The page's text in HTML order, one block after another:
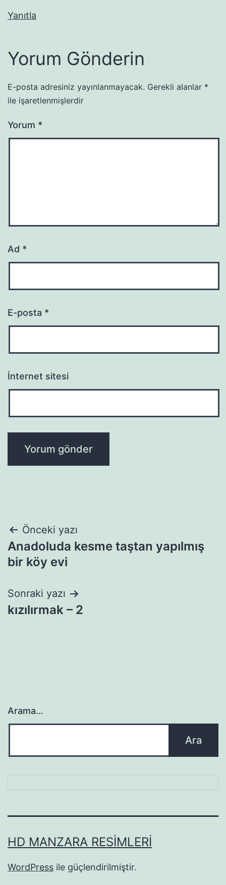
Yanıtla
Yorum Gönderin
E-posta adresiniz yayınlanmayacak. Gerekli alanlar *
ile işaretlenmişlerdir
Yorum *
Ad *
E-posta *
İnternet sitesi
Yazı
gezinmesi
Önceki yazı
Anadoluda kesme taştan yapılmış
bir köy evi
Sonraki yazı
kızılırmak – 2
Arama…
HD MANZARA RESIMLERI
WordPress ile güçlendirilmiştir.